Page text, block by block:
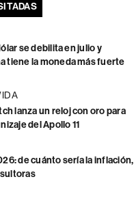
se debilita en julio y
tiene la moneda más fuerte
lanza un reloj con oro para
del Apollo 11
de cuánto sería la inflación,